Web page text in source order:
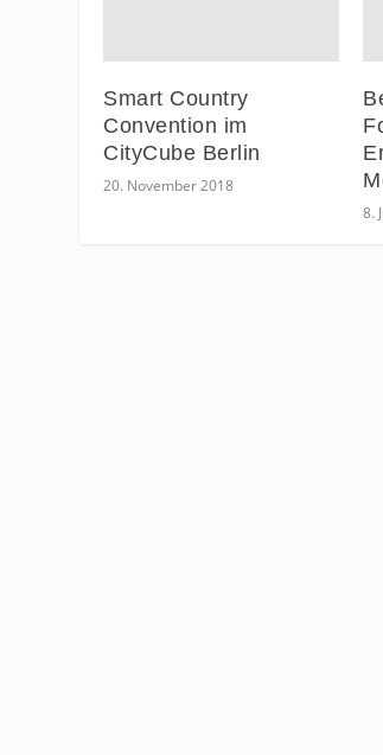
Smart Country
Convention im
CityCube Berlin
20. November 2018
8.